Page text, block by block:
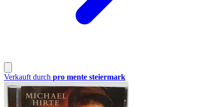
Verkauft durch pro mente steiermark